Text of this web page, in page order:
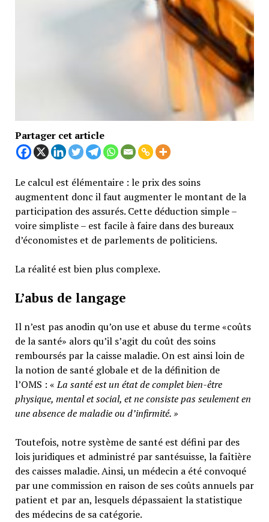
Partager cet article
Le calcul est élémentaire : le prix des soins
augmentent donc il faut augmenter le montant de la
participation des assurés. Cette déduction simple –
voire simpliste – est facile à faire dans des bureaux
d’économistes et de parlements de politiciens.
La réalité est bien plus complexe.
L’abus de langage
Il n’est pas anodin qu’on use et abuse du terme «coûts
de la santé» alors qu’il s’agit du coût des soins
remboursés par la caisse maladie. On est ainsi loin de
la notion de santé globale et de la définition de
l’OMS : «La santé est un état de complet bien-être
physique, mental et social, et ne consiste pas seulement en
une absence de maladie ou d’infirmité.»
Toutefois, notre système de santé est défini par des
lois juridiques et administré par santésuisse, la faîtière
des caisses maladie. Ainsi, un médecin a été convoqué
par une commission en raison de ses coûts annuels par
patient et par an, lesquels dépassaient la statistique
des médecins de sa catégorie.